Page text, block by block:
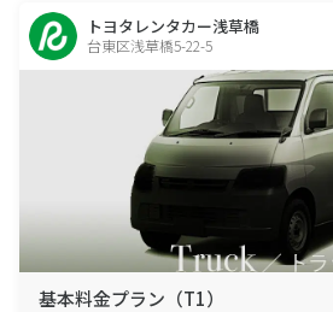
トヨタレンタカー浅草橋
台東区浅草橋5-22-5
基本料金プラン（T1）